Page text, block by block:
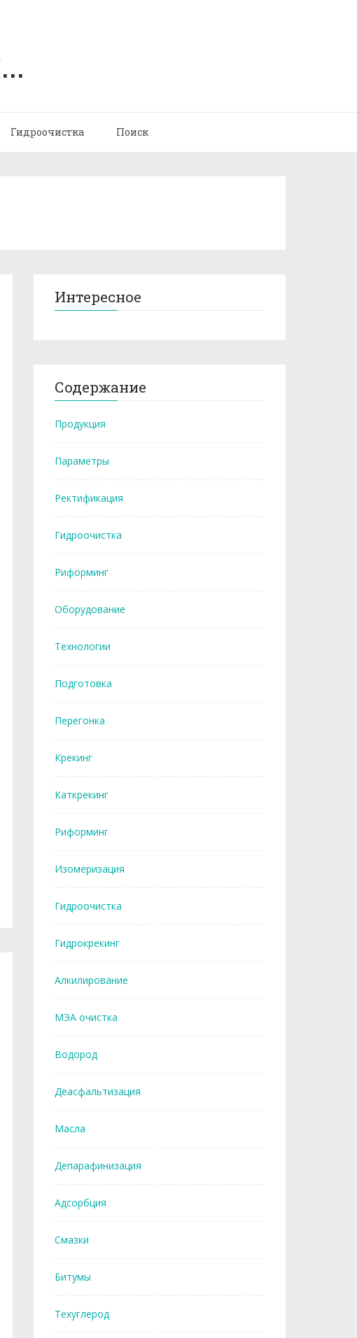
Гидроочистка Поиск
Интересное
Содержание
Продукция
Параметры
Ректификация
Гидроочистка
Риформинг
Оборудование
Технологии
Подготовка
Перегонка
Крекинг
Каткрекинг
Риформинг
Изомеризация
Гидроочистка
Гидрокрекинг
Алкилирование
МЭА очистка
Водород
Деасфальтизация
Масла
Депарафинизация
Адсорбция
Смазки
Битумы
Техуглерод